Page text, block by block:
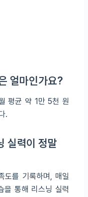
얼마인가요?
평균 약 1만 5천 원
.
실력이 정말
도를 기록하며, 매일
을 통해 리스닝 실력